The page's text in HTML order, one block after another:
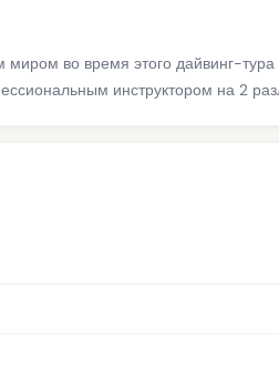
во время этого дайвинг-
инструктором на 2